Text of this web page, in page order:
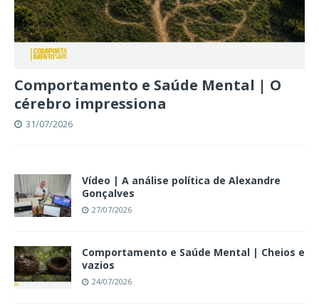
Comportamento e Saúde Mental | O
cérebro impressiona
31/07/2026
Vídeo | A análise política de Alexandre
Gonçalves
27/07/2026
Comportamento e Saúde Mental | Cheios e
vazios
24/07/2026